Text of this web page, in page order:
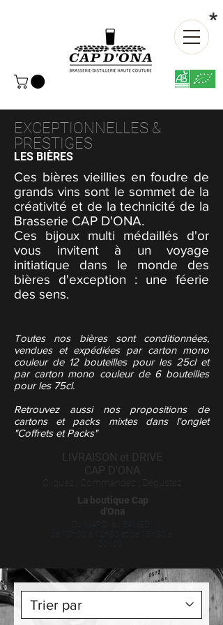
*
EXCEPTIONNELLES &
PRESTIGES
LES BIÈRES
Ces bières vieillies en foudre de
grands vins sont le sommet de la
créativité et de la technicité de la
Brasserie CAP D'ONA.
Ces bijoux multi médaillés d'or
vous invitent à un voyage
initiatique dans le monde des
bières d'exception : une féerie
des sens.
Toutes nos bières sont conditionnées,
vendues et expédiées par carton mono
couleur de 12 bouteilles pour les 25cl et
par carton mono couleur de 6 bouteilles
pour les 75cl.
Retrouvez aussi nos propositions de
cartons et packs mixtes dans l'onglet
"Coffrets et Packs"
LIVRAISON et DRIVE
CAP D'ONA
Cliquez | Commandez | Dégustez
La boutique Cap
d'Ona
Du MARDI au SAMEDI
de 10h00 à 12 h30 et de 15h30 à
20